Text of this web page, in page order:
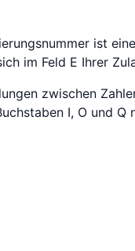
ist
im Feld E Ihrer
zwischen
I, O und Q